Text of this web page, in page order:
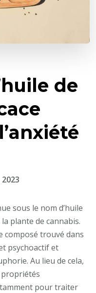
de
sous le nom d’huile
plante de cannabis.
composé trouvé dans
psychoactif et
Au lieu de cela,
pour traiter